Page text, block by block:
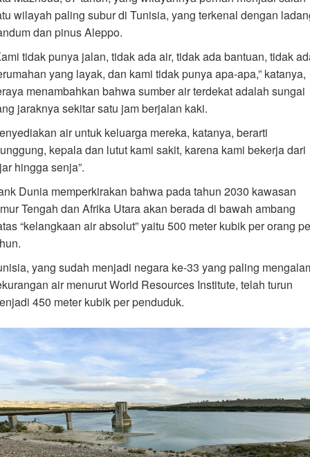
wilayah paling subur di Tunisia, yang terkenal dengan
dan pinus Aleppo.
tidak punya jalan, tidak ada air, tidak ada bantuan, tidak
yang layak, dan kami tidak punya apa-apa,” katanya,
menambahkan bahwa sumber air terdekat adalah sungai
jaraknya sekitar satu jam berjalan kaki.
air untuk keluarga mereka, katanya, berarti
kepala dan lutut kami sakit, karena kami bekerja dari
hingga senja”.
Dunia memperkirakan bahwa pada tahun 2030 kawasan
Tengah dan Afrika Utara akan berada di bawah ambang
“kelangkaan air absolut” yaitu 500 meter kubik per orang
yang sudah menjadi negara ke-33 yang paling
air menurut World Resources Institute, telah turun
450 meter kubik per penduduk.